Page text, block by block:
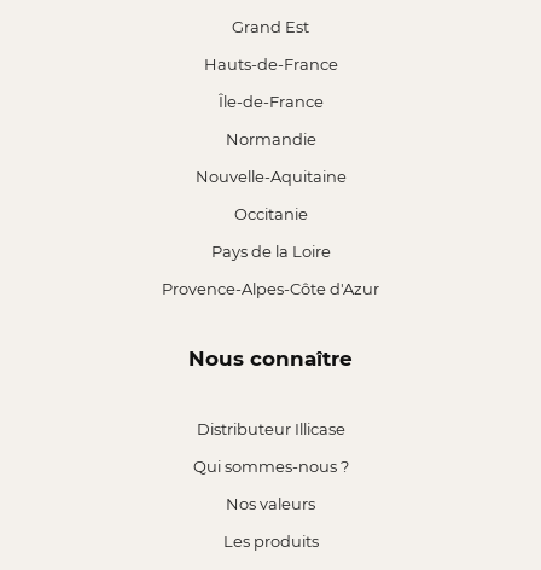
Grand Est
Hauts-de-France
Île-de-France
Normandie
Nouvelle-Aquitaine
Occitanie
Pays de la Loire
Provence-Alpes-Côte d'Azur
Nous connaître
Distributeur Illicase
Qui sommes-nous ?
Nos valeurs
Les produits